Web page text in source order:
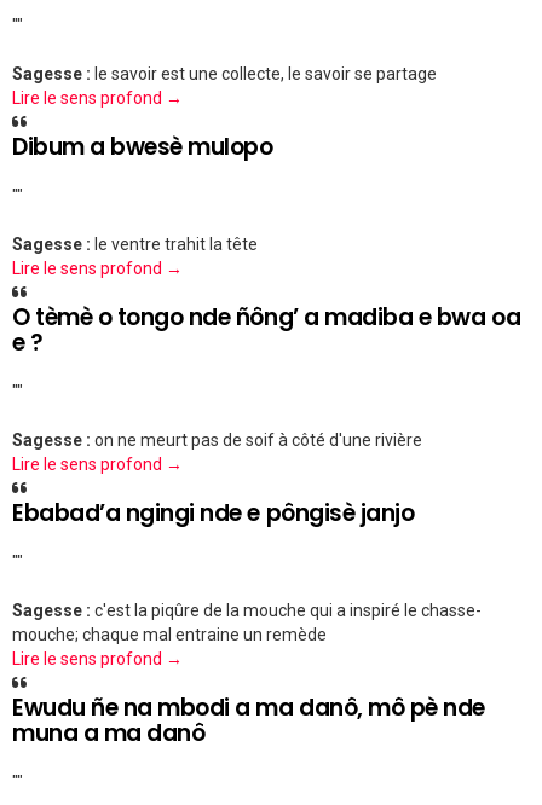
""
Sagesse : le savoir est une collecte, le savoir se partage
Lire le sens profond →
Dibum a bwesè mulopo
""
Sagesse : le ventre trahit la tête
Lire le sens profond →
O tèmè o tongo nde ñông’ a madiba e bwa oa
e ?
""
Sagesse : on ne meurt pas de soif à côté d'une rivière
Lire le sens profond →
Ebabad’a ngingi nde e pôngisè janjo
""
Sagesse : c'est la piqûre de la mouche qui a inspiré le chasse-
mouche; chaque mal entraine un remède
Lire le sens profond →
Ewudu ñe na mbodi a ma danô, mô pè nde
muna a ma danô
""